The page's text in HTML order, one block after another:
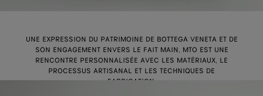
UNE EXPRESSION DU PATRIMOINE DE BOTTEGA VENETA ET DE
SON ENGAGEMENT ENVERS LE FAIT MAIN, MTO EST UNE
RENCONTRE PERSONNALISÉE AVEC LES MATÉRIAUX, LE
PROCESSUS ARTISANAL ET LES TECHNIQUES DE
FABRICATION.